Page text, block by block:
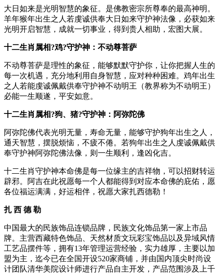
大日如来是光明智慧的象征。是佛教密宗所尊奉的最高神明。
羊年猴年出生之人若虔诚供奉大日如来守护神法像，必获如来
光明开启智慧，成就一切事业，得到贵人相助，宏图大展。
十二生肖属相?鸡?守护神：不动尊菩萨
不动尊菩萨是理性的象征，能够默默守护你，让你把握人生的
每一次机遇，充分地利用自身智慧，应对种种困难。鸡年出生
之人若能虔诚佩戴供奉守护神不动明王（教界称为不动明王）
必能一生顺遂，平安如意。
十二生肖属相?狗、猪?守护神：阿弥陀佛
阿弥陀佛代表光明无量，寿命无量，能够守护狗年出生之人，
通天智慧，摆脱烦恼，不疲不倦。若狗年出生之人虔诚佩戴供
奉守护神阿弥陀佛法像，则一生顺利，逢凶化吉。
十二生肖守护神本命佛是每一位缘主的吉祥物，可以招财转运
辟邪。阿吉在此祝愿每一个人都能得到对应本命佛的庇佑，愿
各位福运满满，好运相伴，祝愿大家扎西德勒！
扎 西 德 勒
中国最大的民族饰品连锁品牌，民族文化饰品第一家上市品
牌。主营西藏特色饰品、天然材质文玩彩宝饰品以及异域风情
工艺品摆件等，拥有13年管理运营经验，实力雄厚，主要以加
盟为主，迄今已在全国开设520家商铺，并由国内顶尖时尚设
计团队清华美院设计师进行产品自主开发，产品范围涉及上千